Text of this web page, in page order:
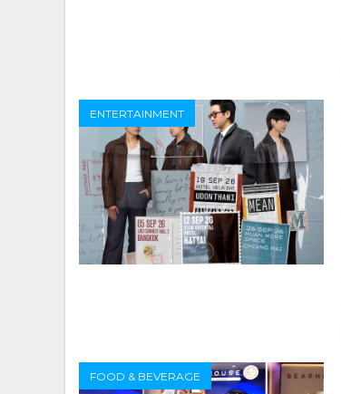
ENTERTAINMENT
FOOD & BEVERAGE